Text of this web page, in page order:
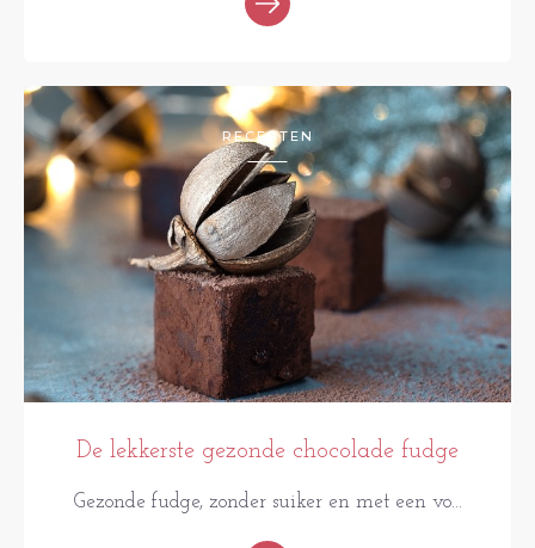
RECEPTEN
De lekkerste gezonde chocolade fudge
Gezonde fudge, zonder suiker en met een vo...